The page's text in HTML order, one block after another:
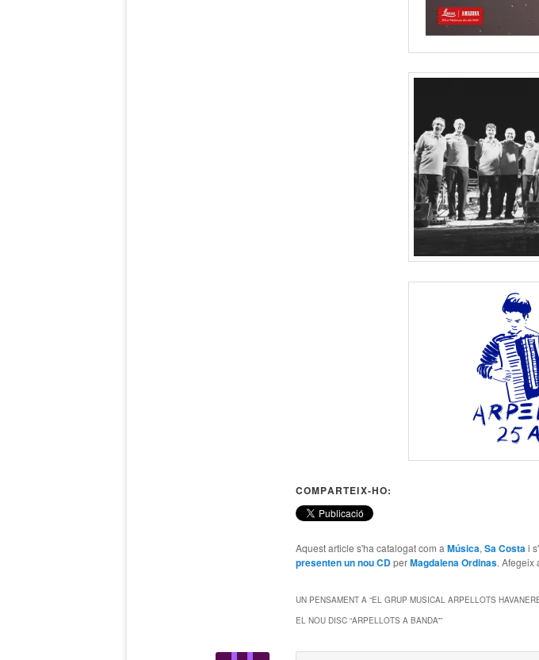
COMPARTEIX-HO:
Aquest article s'ha catalogat com a Música, Sa Costai
presenten un nou CDperMagdalena Ordinas. Afegeix
UN PENSAMENT A “EL GRUP MUSICAL ARPELLOTS
EL NOU DISC “ARPELLOTS A BANDA””